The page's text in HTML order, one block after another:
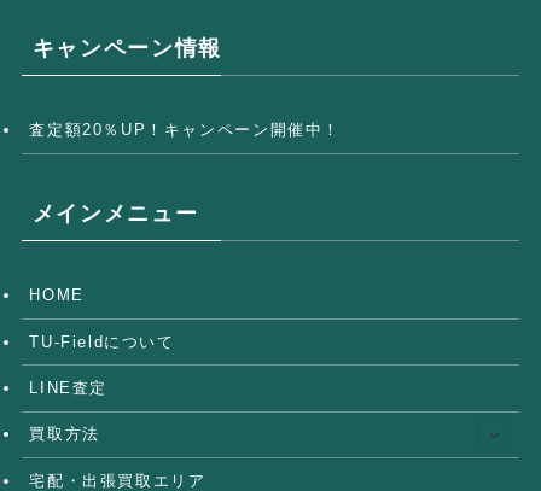
キャンペーン情報
査定額20％UP！キャンペーン開催中！
メインメニュー
HOME
TU-Fieldについて
LINE査定
買取方法
宅配・出張買取エリア